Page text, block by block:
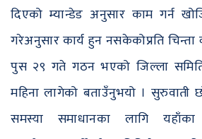
दिएको म्यान्डेड अनुसार काम गर्न
गरेअनुसार कार्य हुन नसकेकोप्रति चिन्ता
पुस २९ गते गठन भएको जिल्ला
महिना लागेको बताउँनुभयो । सुरुवाती
समस्या समाधानका लागि